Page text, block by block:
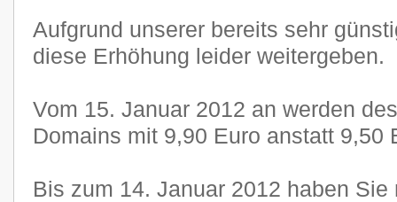
Aufgrund unserer bereits sehr
diese Erhöhung leider weitergeben.
Vom 15. Januar 2012 an werden
Domains mit 9,90 Euro anstatt 9,50
Bis zum 14. Januar 2012 haben